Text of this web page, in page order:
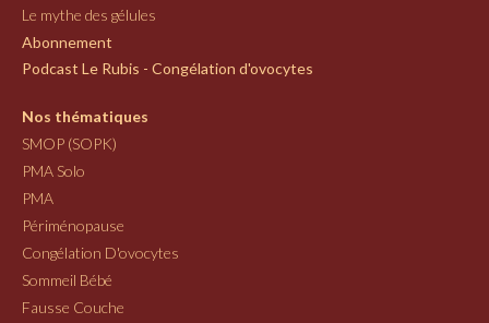
Le mythe des gélules
Abonnement
Podcast Le Rubis - Congélation d'ovocytes
Nos thématiques
SMOP (SOPK)
PMA Solo
PMA
Périménopause
Congélation D'ovocytes
Sommeil Bébé
Fausse Couche